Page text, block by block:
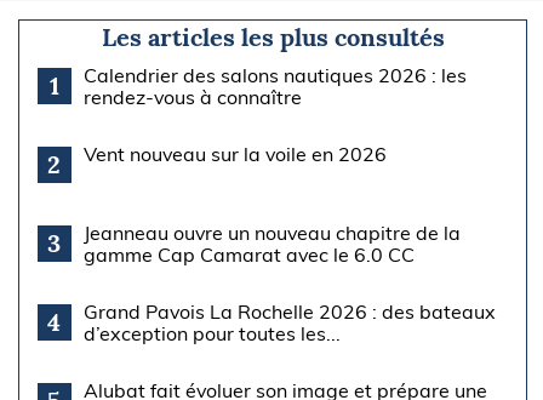
Les articles les plus consultés
1
Calendrier des salons nautiques 2026 : les
rendez-vous à connaître
2 Vent nouveau sur la voile en 2026
3
Jeanneau ouvre un nouveau chapitre de la
gamme Cap Camarat avec le 6.0 CC
4
Grand Pavois La Rochelle 2026 : des bateaux
d’exception pour toutes les...
Alubat fait évoluer son image et prépare une